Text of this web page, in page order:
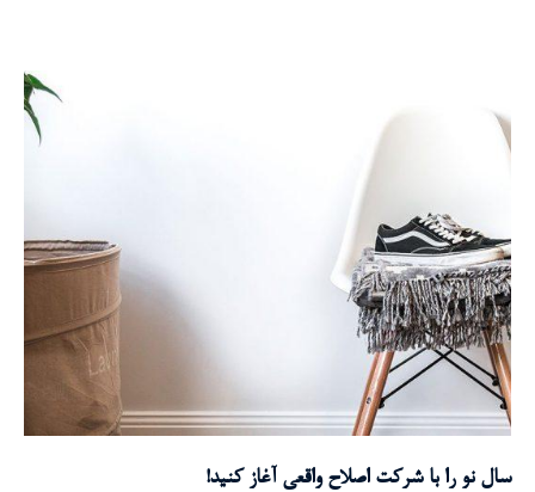
سال نو را با شرکت اصلاح واقعی آغاز کنید!